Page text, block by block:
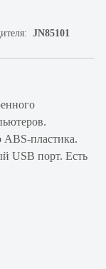
JN85101
ABS-пластика.
USB порт. Есть